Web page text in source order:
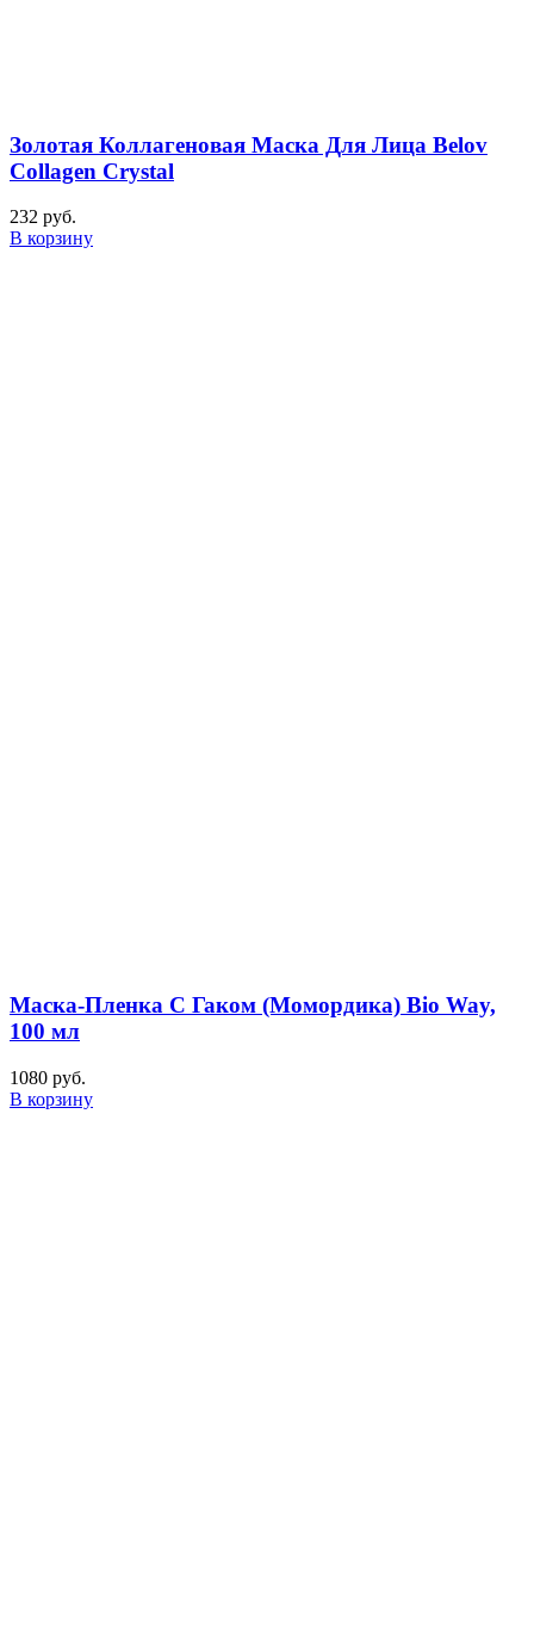
Золотая Коллагеновая Маска Для Лица Belov
Collagen Crystal
232 руб.
В корзину
Маска-Пленка С Гаком (Момордика) Bio Way,
100 мл
1080 руб.
В корзину